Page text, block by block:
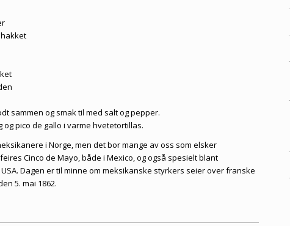
sammen og smak til med salt og pepper.
pico de gallo i varme hvetetortillas.
i Norge, men det bor mange av oss som elsker
Cinco de Mayo, både i Mexico, og også spesielt blant
Dagen er til minne om meksikanske styrkers seier over franske
5. mai 1862.